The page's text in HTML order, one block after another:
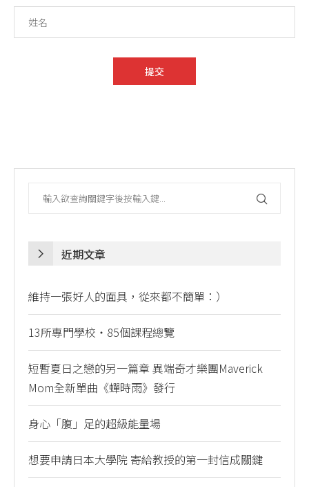
近期文章
維持一張好人的面具，從來都不簡單：）
13所專門學校・85個課程總覽
短暫夏日之戀的另一篇章 異端奇才樂團Maverick
Mom全新單曲《蟬時雨》發行
身心「腹」足的超級能量場
想要申請日本大學院 寄給教授的第一封信成關鍵